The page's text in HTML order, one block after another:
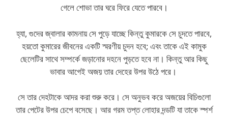
গেলে শোভা তার ঘরে ফিরে যেতে পারবে।
হ্যা, গুদের জ্বালার কামনায় সে পুড়ে যাচ্ছে কিন্তু কুমারকে সে চুদতে পারবে,
হয়তো কুমারের জীবনের একটি স্মরণীয় চুদন হবে; এবং তাকে এই কামুক
ছেলেটির সাথে সম্পর্কে জড়ানোর দহনে পুড়তে হবে না। কিন্তু আর কিছু
ভাবার আগেই অজয় তার দেহের উপর উঠে পরে।
সে তার দেহটাকে আদর করা শুরু করে। সে অনুভব করে অজয়ের বিচিগুলো
তার পেটের উপর চেপে বসেছে। আর গরম তপ্ত লোহার দন্ডটি যা তাকে স্পর্শ